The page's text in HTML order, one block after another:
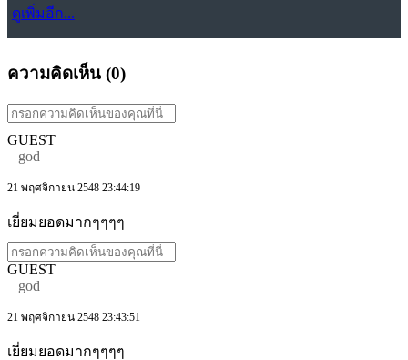
ดูเพิ่มอีก...
ความคิดเห็น (0)
GUEST
god
21 พฤศจิกายน 2548 23:44:19
เยี่ยมยอดมากๆๆๆๆ
GUEST
god
21 พฤศจิกายน 2548 23:43:51
เยี่ยมยอดมากๆๆๆๆ